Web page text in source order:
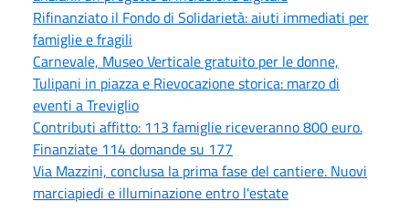
Rifinanziato il Fondo di Solidarietà: aiuti immediati per
famiglie e fragili
Carnevale, Museo Verticale gratuito per le donne,
Tulipani in piazza e Rievocazione storica: marzo di
eventi a Treviglio
Contributi affitto: 113 famiglie riceveranno 800 euro.
Finanziate 114 domande su 177
Via Mazzini, conclusa la prima fase del cantiere. Nuovi
marciapiedi e illuminazione entro l'estate